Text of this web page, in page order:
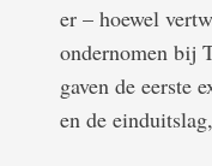
er – hoewel
ondernomen bij
gaven de eerste
en de